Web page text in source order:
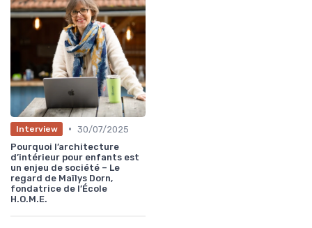
Interview • 30/07/2025
Pourquoi l’architecture
d’intérieur pour enfants est
un enjeu de société – Le
regard de Maïlys Dorn,
fondatrice de l’École
H.O.M.E.